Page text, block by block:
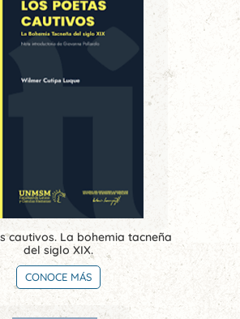
cautivos. La bohemia tacneña
del siglo XIX.
CONOCE MÁS